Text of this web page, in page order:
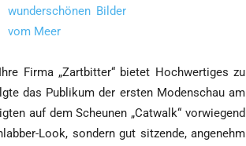
Fir­ma „Zart­bit­ter“ bie­tet Hoch­wer­ti­ges zu
das Publi­kum der ers­ten Moden­schau am
auf dem Scheu­nen „Cat­walk“ vor­wie­gend
Look, son­dern gut sit­zen­de, ange­nehm